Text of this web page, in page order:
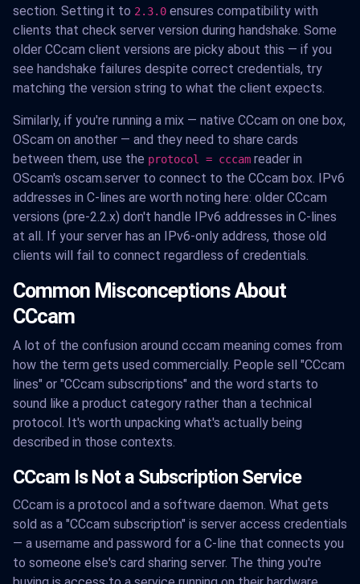
section. Setting it to 2.3.0 ensures compatibility with
clients that check server version during handshake. Some
older CCcam client versions are picky about this — if you
see handshake failures despite correct credentials, try
matching the version string to what the client expects.
Similarly, if you're running a mix — native CCcam on one box,
OScam on another — and they need to share cards
between them, use the protocol = cccam reader in
OScam's oscam.server to connect to the CCcam box. IPv6
addresses in C-lines are worth noting here: older CCcam
versions (pre-2.2.x) don't handle IPv6 addresses in C-lines
at all. If your server has an IPv6-only address, those old
clients will fail to connect regardless of credentials.
Common Misconceptions About
CCcam
A lot of the confusion around cccam meaning comes from
how the term gets used commercially. People sell "CCcam
lines" or "CCcam subscriptions" and the word starts to
sound like a product category rather than a technical
protocol. It's worth unpacking what's actually being
described in those contexts.
CCcam Is Not a Subscription Service
CCcam is a protocol and a software daemon. What gets
sold as a "CCcam subscription" is server access credentials
— a username and password for a C-line that connects you
to someone else's card sharing server. The thing you're